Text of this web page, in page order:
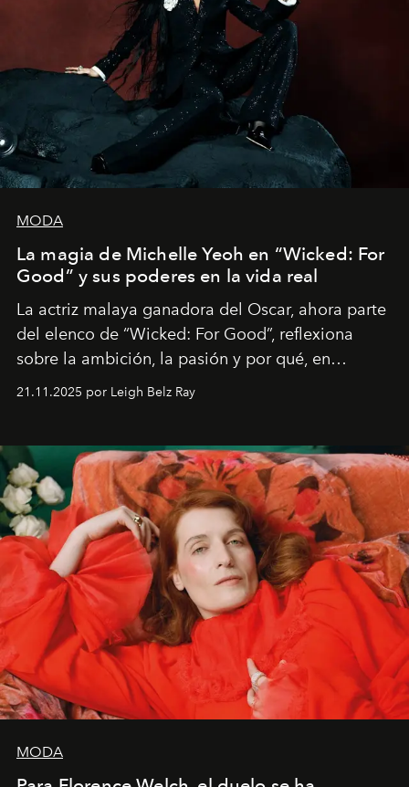
MODA
La magia de Michelle Yeoh en “Wicked: For
Good” y sus poderes en la vida real
La actriz malaya ganadora del Oscar, ahora parte
del elenco de “Wicked: For Good”, reflexiona
sobre la ambición, la pasión y por qué, en
ocasiones, la introspección puede esperar. “Es
importa si no lo entienden’”, confiesa.
21.11.2025 por Leigh Belz Ray
MODA